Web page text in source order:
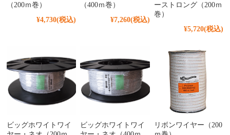
（200ｍ巻）
¥4,730(税込)
（400ｍ巻）
¥7,260(税込)
ーストロング（200ｍ
巻）
¥5,720(税込)
ビッグホワイトワイ
ビッグホワイトワイ
リボンワイヤー（200